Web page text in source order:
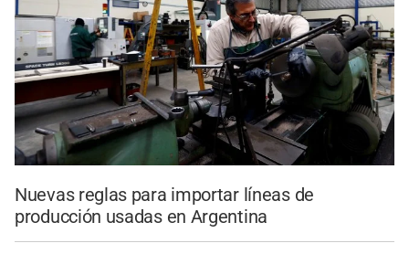
Nuevas reglas para importar líneas de
producción usadas en Argentina